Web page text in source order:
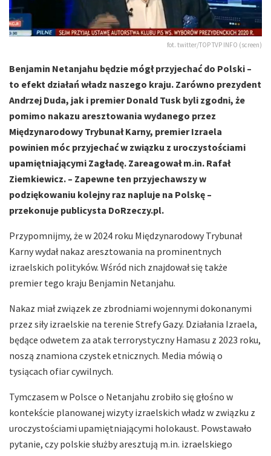
fot. twitter/TOP TVP INFO (screen)
Benjamin Netanjahu będzie mógł przyjechać do Polski –
to efekt działań władz naszego kraju. Zarówno prezydent
Andrzej Duda, jak i premier Donald Tusk byli zgodni, że
pomimo nakazu aresztowania wydanego przez
Międzynarodowy Trybunał Karny, premier Izraela
powinien móc przyjechać w związku z uroczystościami
upamiętniającymi Zagładę. Zareagował m.in. Rafał
Ziemkiewicz. – Zapewne ten przyjechawszy w
podziękowaniu kolejny raz napluje na Polskę –
przekonuje publicysta DoRzeczy.pl.
Przypomnijmy, że w 2024 roku Międzynarodowy Trybunał
Karny wydał nakaz aresztowania na prominentnych
izraelskich polityków. Wśród nich znajdował się także
premier tego kraju Benjamin Netanjahu.
Nakaz miał związek ze zbrodniami wojennymi dokonanymi
przez siły izraelskie na terenie Strefy Gazy. Działania Izraela,
będące odwetem za atak terrorystyczny Hamasu z 2023 roku,
noszą znamiona czystek etnicznych. Media mówią o
tysiącach ofiar cywilnych.
Tymczasem w Polsce o Netanjahu zrobiło się głośno w
kontekście planowanej wizyty izraelskich władz w związku z
uroczystościami upamiętniającymi holokaust. Powstawało
pytanie, czy polskie służby aresztują m.in. izraelskiego